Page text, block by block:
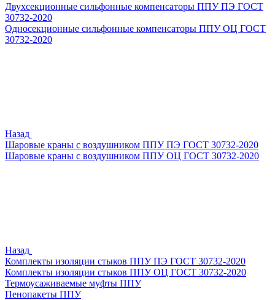
Двухсекционные сильфонные компенсаторы ППУ ПЭ ГОСТ
30732-2020
Односекционные сильфонные компенсаторы ППУ ОЦ ГОСТ
30732-2020
Назад
Шаровые краны с воздушником ППУ ПЭ ГОСТ 30732-2020
Шаровые краны с воздушником ППУ ОЦ ГОСТ 30732-2020
Назад
Комплекты изоляции стыков ППУ ПЭ ГОСТ 30732-2020
Комплекты изоляции стыков ППУ ОЦ ГОСТ 30732-2020
Термоусаживаемые муфты ППУ
Пенопакеты ППУ